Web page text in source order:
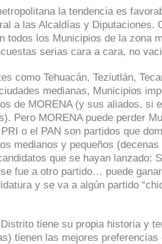
la tendencia es
a las Alcaldías y Diputaciones.
todos los Municipios de la zona
serias cara a cara, no
como Tehuacán, Teziutlán,
medianas, Municipios
de MORENA (y sus aliados, si
Pero MORENA puede perder
o el PAN son partidos que
medianos y pequeños
que se hayan lanzado:
fue a otro partido… puede
y se va a algún partido
tiene su propia historia y
tienen las mejores